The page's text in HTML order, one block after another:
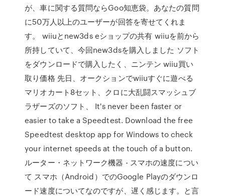
が、車に関する質問ならGoo知恵袋。あなたの質問
に50万人以上のユーザーが回答を寄せてくれま
す。 wiiuとnew3ds eショップの共有 wiiuを前から
所持していて、今回new3dsを購入しました ソフト
をダウンロードで購入したく、ニンテン wiiu買い
取り価格 先日、オークションでwiiuすぐに遊べる
マリオカート8セット、クロに大乱闘スマッシュブ
ラザーズのソフト、 It's never been faster or
easier to take a Speedtest. Download the free
Speedtest desktop app for Windows to check
your internet speeds at the touch of a button.
ルーター・ネットワーク機器 - スマホの速度につい
て スマホ（Android）でのGoogle Playのダウンロ
ード速度についてなのですが、遅く感じます。と言